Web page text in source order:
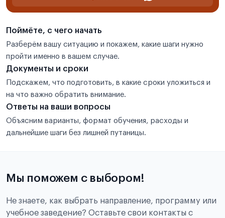
Поймёте, с чего начать
Разберём вашу ситуацию и покажем, какие шаги нужно
пройти именно в вашем случае.
Документы и сроки
Подскажем, что подготовить, в какие сроки уложиться и
на что важно обратить внимание.
Ответы на ваши вопросы
Объясним варианты, формат обучения, расходы и
дальнейшие шаги без лишней путаницы.
Мы поможем с выбором!
Не знаете, как выбрать направление, программу или
учебное заведение? Оставьте свои контакты с